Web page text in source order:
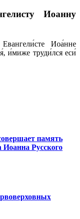
Иоанну
Иоа́нне
и́миже труди́лся еси́
память
Иоанна Русского